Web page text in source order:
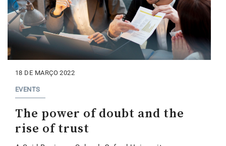
18 DE MARÇO 2022
EVENTS
The power of doubt and the
rise of trust